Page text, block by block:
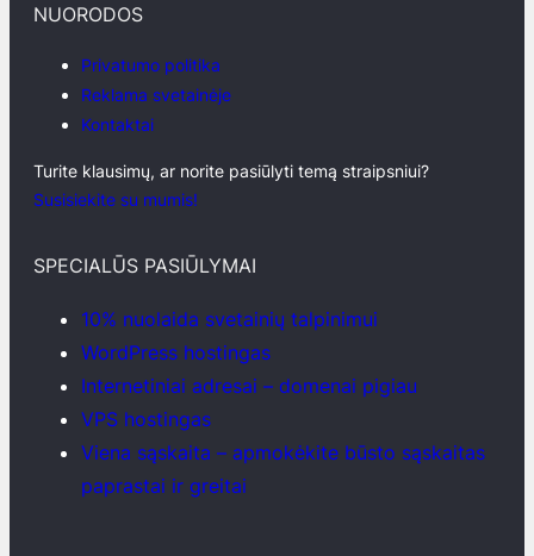
NUORODOS
Privatumo politika
Reklama svetainėje
Kontaktai
Turite klausimų, ar norite pasiūlyti temą straipsniui?
Susisiekite su mumis!
SPECIALŪS PASIŪLYMAI
10% nuolaida svetainių talpinimui
WordPress hostingas
Internetiniai adresai – domenai pigiau
VPS hostingas
Viena sąskaita – apmokėkite būsto sąskaitas
paprastai ir greitai